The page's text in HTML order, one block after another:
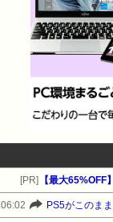
[PR]
06:02 PS5がこのま